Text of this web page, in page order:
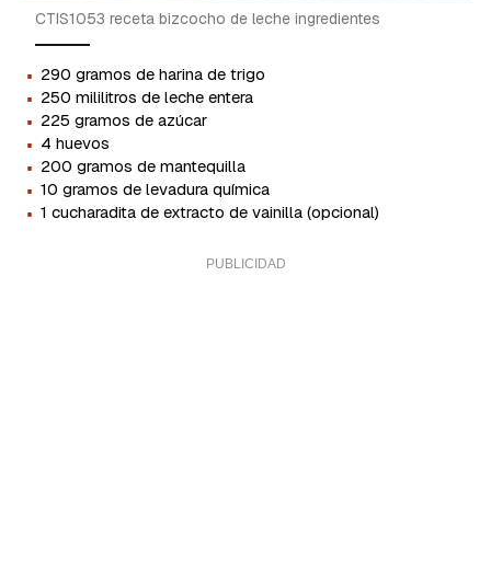
CTIS1053 receta bizcocho de leche ingredientes
· 290 gramos de harina de trigo
· 250 mililitros de leche entera
· 225 gramos de azúcar
· 4 huevos
· 200 gramos de mantequilla
· 10 gramos de levadura química
· 1 cucharadita de extracto de vainilla (opcional)